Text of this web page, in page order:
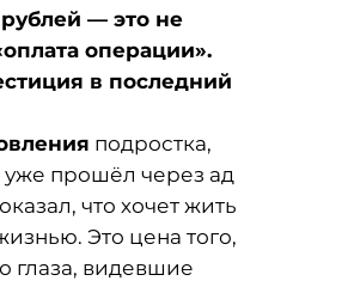
— это не
операции».
в последний
подростка,
уже прошёл через ад
что хочет жить
Это цена того,
глаза, видевшие